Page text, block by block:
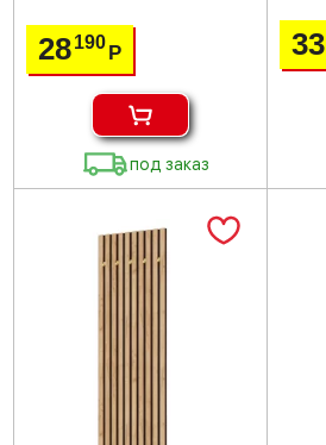
28190Р
под заказ
33